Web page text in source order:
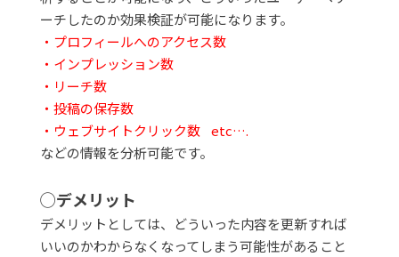
ーチしたのか効果検証が可能になります。
・プロフィールへのアクセス数
・インプレッション数
・リーチ数
・投稿の保存数
・ウェブサイトクリック数 etc….
などの情報を分析可能です。
◯デメリット
デメリットとしては、どういった内容を更新すれば
いいのかわからなくなってしまう可能性があること